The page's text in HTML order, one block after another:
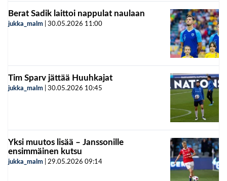
Berat Sadik laittoi nappulat naulaan
jukka_malm 30.05.2026 11:00
Tim Sparv jättää Huuhkajat
jukka_malm 30.05.2026 10:45
Yksi muutos lisää – Janssonille
ensimmäinen kutsu
jukka_malm 29.05.2026 09:14